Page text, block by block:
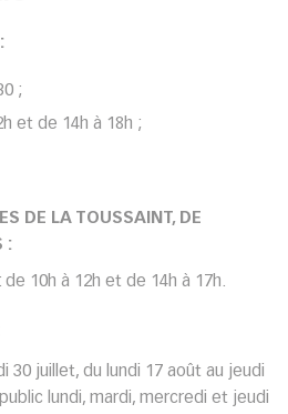
;
et de 14h à 18h ;
DE LA TOUSSAINT, DE
:
10h à 12h et de 14h à 17h.
30 juillet, du lundi 17 août au jeudi
lundi, mardi, mercredi et jeudi